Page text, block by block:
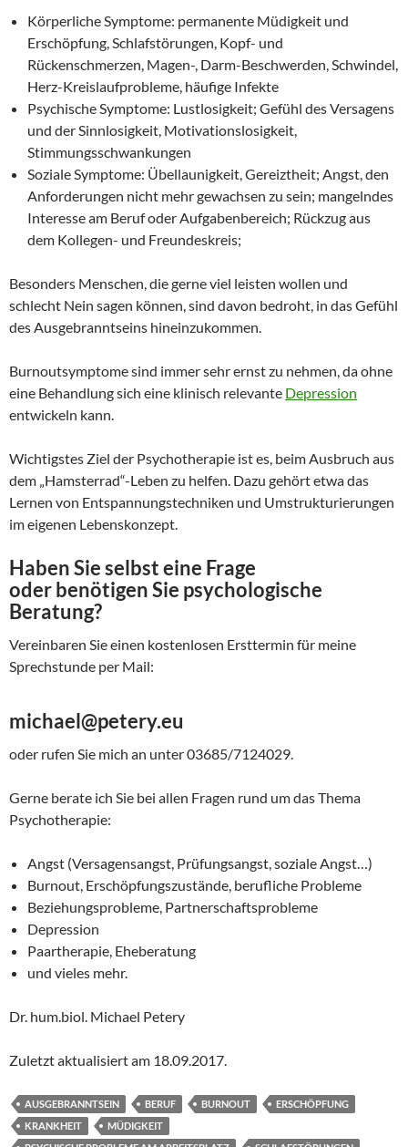
Körperliche Symptome: permanente Müdigkeit und
Erschöpfung, Schlafstörungen, Kopf- und
Rückenschmerzen, Magen-, Darm-Beschwerden, Schwindel,
Herz-Kreislaufprobleme, häufige Infekte
Psychische Symptome: Lustlosigkeit; Gefühl des Versagens
und der Sinnlosigkeit, Motivationslosigkeit,
Stimmungsschwankungen
Soziale Symptome: Übellaunigkeit, Gereiztheit; Angst, den
Anforderungen nicht mehr gewachsen zu sein; mangelndes
Interesse am Beruf oder Aufgabenbereich; Rückzug aus
dem Kollegen- und Freundeskreis;
Besonders Menschen, die gerne viel leisten wollen und
schlecht Nein sagen können, sind davon bedroht, in das Gefühl
des Ausgebranntseins hineinzukommen.
Burnoutsymptome sind immer sehr ernst zu nehmen, da ohne
eine Behandlung sich eine klinisch relevante Depression
entwickeln kann.
Wichtigstes Ziel der Psychotherapie ist es, beim Ausbruch aus
dem „Hamsterrad“-Leben zu helfen. Dazu gehört etwa das
Lernen von Entspannungstechniken und Umstrukturierungen
im eigenen Lebenskonzept.
Haben Sie selbst eine Frage
oder benötigen Sie psychologische
Beratung?
Vereinbaren Sie einen kostenlosen Ersttermin für meine
Sprechstunde per Mail:
michael@petery.eu
oder rufen Sie mich an unter 03685/7124029.
Gerne berate ich Sie bei allen Fragen rund um das Thema
Psychotherapie:
Angst (Versagensangst, Prüfungsangst, soziale Angst…)
Burnout, Erschöpfungszustände, berufliche Probleme
Beziehungsprobleme, Partnerschaftsprobleme
Depression
Paartherapie, Eheberatung
und vieles mehr.
Dr. hum.biol. Michael Petery
Zuletzt aktualisiert am 18.09.2017.
AUSGEBRANNTSEIN BERUF BURNOUT
ERSCHÖPFUNG
KRANKHEIT
MÜDIGKEIT